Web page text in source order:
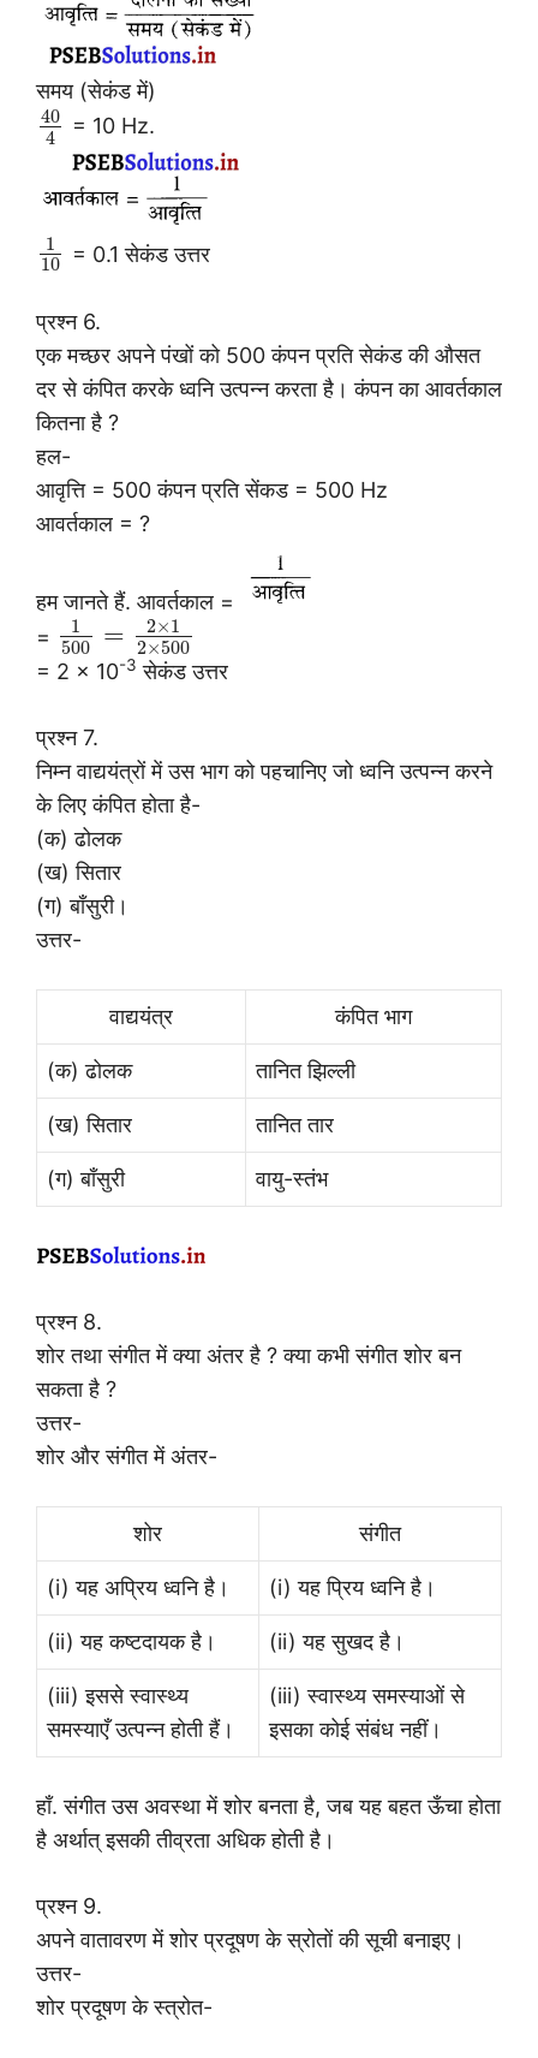
समय (सेकंड में)
40
4
= 10 Hz.
1
10
= 0.1 सेकंड उत्तर
प्रश्न 6.
एक मच्छर अपने पंखों को 500 कंपन प्रति सेकंड की औसत
दर से कंपित करके ध्वनि उत्पन्न करता है। कंपन का आवर्तकाल
कितना है ?
हल-
आवृत्ति = 500 कंपन प्रति सेंकड = 500 Hz
आवर्तकाल = ?
हम जानते हैं. आवर्तकाल =
=
1
500
= 2×1
2×500
= 2 × 10-3 सेकंड उत्तर
प्रश्न 7.
निम्न वाद्ययंत्रों में उस भाग को पहचानिए जो ध्वनि उत्पन्न करने
के लिए कंपित होता है-
(क) ढोलक
(ख) सितार
(ग) बाँसुरी।
उत्तर-
वाद्ययंत्र कंपित भाग
(क) ढोलक तानित झिल्ली
(ख) सितार तानित तार
(ग) बाँसुरी वायु-स्तंभ
प्रश्न 8.
शोर तथा संगीत में क्या अंतर है ? क्या कभी संगीत शोर बन
सकता है ?
उत्तर-
शोर और संगीत में अंतर-
शोर संगीत
(i) यह अप्रिय ध्वनि है। (i) यह प्रिय ध्वनि है।
(ii) यह कष्टदायक है। (ii) यह सुखद है।
(iii) इससे स्वास्थ्य
समस्याएँ उत्पन्न होती हैं।
(iii) स्वास्थ्य समस्याओं से
इसका कोई संबंध नहीं।
हाँ. संगीत उस अवस्था में शोर बनता है, जब यह बहत ऊँचा होता
है अर्थात् इसकी तीव्रता अधिक होती है।
प्रश्न 9.
अपने वातावरण में शोर प्रदूषण के स्रोतों की सूची बनाइए।
उत्तर-
शोर प्रदूषण के स्त्रोत-